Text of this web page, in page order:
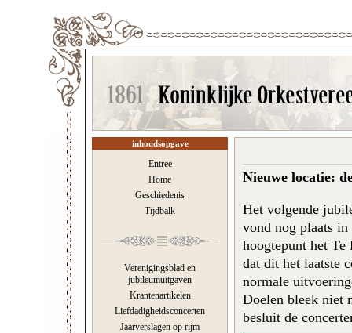
inhoudsopgave
Entree
Home
Geschiedenis
Tijdbalk
Verenigingsblad en
jubileumuitgaven
Krantenartikelen
Liefdadigheidsconcerten
Jaarverslagen op rijm
Nieuwe locatie:
Het volgende
vond nog plaats in
hoogtepunt het
dat dit het laatste
normale
Doelen bleek niet
besluit de